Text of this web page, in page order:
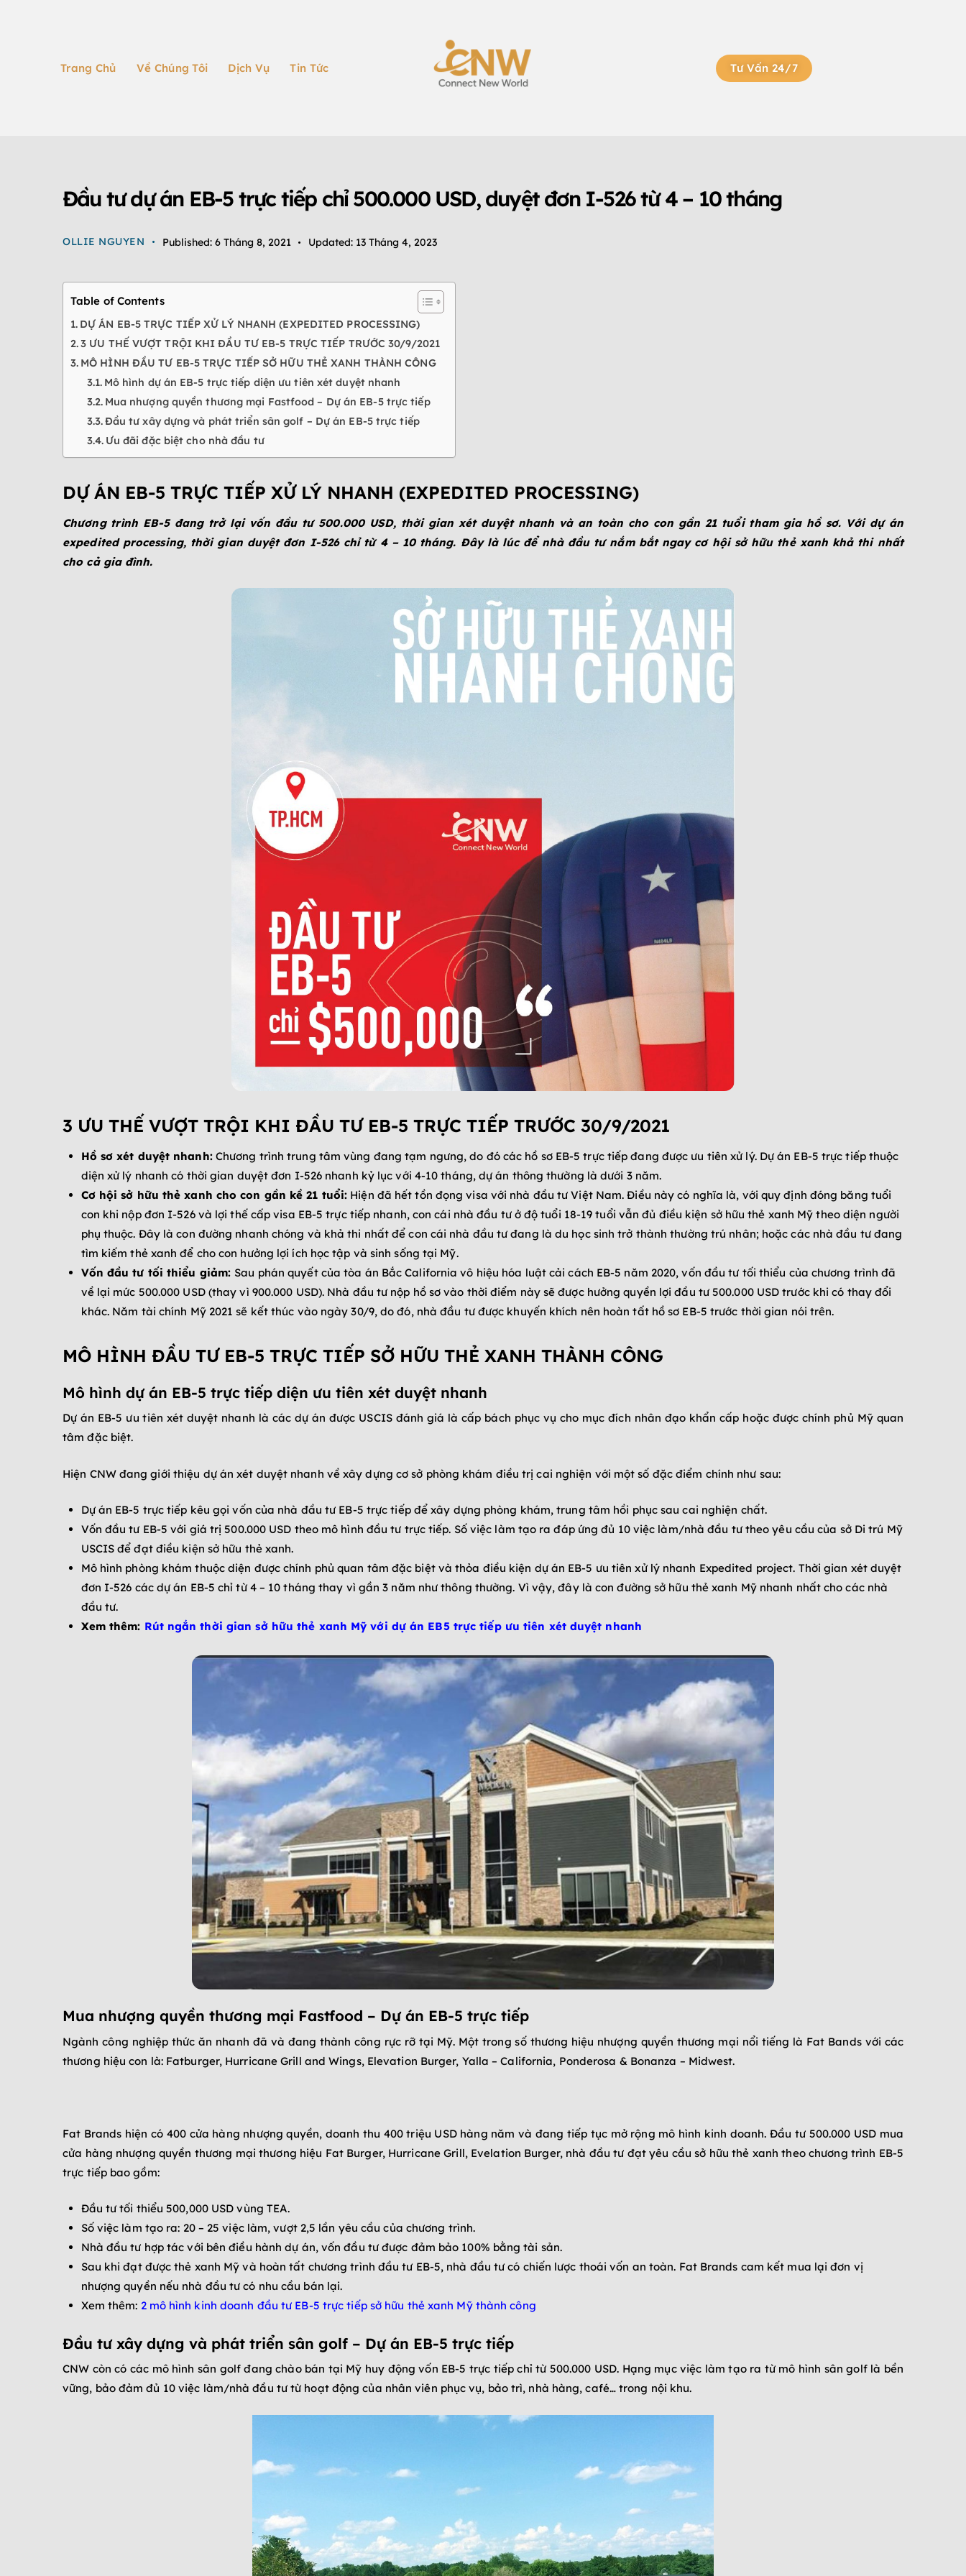
Trang Chủ Về Chúng Tôi Dịch Vụ Tin Tức Tư Vấn 24/7
Đầu tư dự án EB-5 trực tiếp chỉ 500.000 USD, duyệt đơn I-526 từ 4 – 10 tháng
OLLIE NGUYEN Published: 6 Tháng 8, 2021 Updated: 13 Tháng 4, 2023
Table of Contents
DỰ ÁN EB-5 TRỰC TIẾP XỬ LÝ NHANH (EXPEDITED PROCESSING)
3 ƯU THẾ VƯỢT TRỘI KHI ĐẦU TƯ EB-5 TRỰC TIẾP TRƯỚC 30/9/2021
MÔ HÌNH ĐẦU TƯ EB-5 TRỰC TIẾP SỞ HỮU THẺ XANH THÀNH CÔNG
Mô hình dự án EB-5 trực tiếp diện ưu tiên xét duyệt nhanh
Mua nhượng quyền thương mại Fastfood – Dự án EB-5 trực tiếp
Đầu tư xây dựng và phát triển sân golf – Dự án EB-5 trực tiếp
Ưu đãi đặc biệt cho nhà đầu tư
DỰ ÁN EB-5 TRỰC TIẾP XỬ LÝ NHANH (EXPEDITED PROCESSING)
Chương trình EB-5 đang trở lại vốn đầu tư 500.000 USD, thời gian xét duyệt nhanh và an toàn cho con gần 21 tuổi tham gia hồ sơ. Với dự án
expedited processing, thời gian duyệt đơn I-526 chỉ từ 4 – 10 tháng. Đây là lúc để nhà đầu tư nắm bắt ngay cơ hội sở hữu thẻ xanh khả thi nhất
cho cả gia đình.
3 ƯU THẾ VƯỢT TRỘI KHI ĐẦU TƯ EB-5 TRỰC TIẾP TRƯỚC 30/9/2021
Hồ sơ xét duyệt nhanh:Chương trình trung tâm vùng đang tạm ngưng, do đó các hồ sơ EB-5 trực tiếp đang được ưu tiên xử lý. Dự án EB-5 trực tiếp thuộc
diện xử lý nhanh có thời gian duyệt đơn I-526 nhanh kỷ lục với 4-10 tháng, dự án thông thường là dưới 3 năm.
Cơ hội sở hữu thẻ xanh cho con gần kề 21 tuổi: Hiện đã hết tồn đọng visa với nhà đầu tư Việt Nam. Điều này có nghĩa là, với quy định đóng băng tuổi
con khi nộp đơn I-526 và lợi thế cấp visa EB-5 trực tiếp nhanh, con cái nhà đầu tư ở độ tuổi 18-19 tuổi vẫn đủ điều kiện sở hữu thẻ xanh Mỹ theo diện người
phụ thuộc. Đây là con đường nhanh chóng và khả thi nhất để con cái nhà đầu tư đang là du học sinh trở thành thường trú nhân; hoặc các nhà đầu tư đang
tìm kiếm thẻ xanh để cho con hưởng lợi ích học tập và sinh sống tại Mỹ.
Vốn đầu tư tối thiểu giảm: Sau phán quyết của tòa án Bắc California vô hiệu hóa luật cải cách EB-5 năm 2020, vốn đầu tư tối thiểu của chương trình đã
về lại mức 500.000 USD (thay vì 900.000 USD). Nhà đầu tư nộp hồ sơ vào thời điểm này sẽ được hưởng quyền lợi đầu tư 500.000 USD trước khi có thay đổi
khác. Năm tài chính Mỹ 2021 sẽ kết thúc vào ngày 30/9, do đó, nhà đầu tư được khuyến khích nên hoàn tất hồ sơ EB-5 trước thời gian nói trên.
MÔ HÌNH ĐẦU TƯ EB-5 TRỰC TIẾP SỞ HỮU THẺ XANH THÀNH CÔNG
Mô hình dự án EB-5 trực tiếp diện ưu tiên xét duyệt nhanh
Dự án EB-5 ưu tiên xét duyệt nhanh là các dự án được USCIS đánh giá là cấp bách phục vụ cho mục đích nhân đạo khẩn cấp hoặc được chính phủ Mỹ quan
tâm đặc biệt.
Hiện CNW đang giới thiệu dự án xét duyệt nhanh về xây dựng cơ sở phòng khám điều trị cai nghiện với một số đặc điểm chính như sau:
Dự án EB-5 trực tiếp kêu gọi vốn của nhà đầu tư EB-5 trực tiếp để xây dựng phòng khám, trung tâm hồi phục sau cai nghiện chất.
Vốn đầu tư EB-5 với giá trị 500.000 USD theo mô hình đầu tư trực tiếp. Số việc làm tạo ra đáp ứng đủ 10 việc làm/nhà đầu tư theo yêu cầu của sở Di trú Mỹ
USCIS để đạt điều kiện sở hữu thẻ xanh.
Mô hình phòng khám thuộc diện được chính phủ quan tâm đặc biệt và thỏa điều kiện dự án EB-5 ưu tiên xử lý nhanh Expedited project. Thời gian xét duyệt
đơn I-526 các dự án EB-5 chỉ từ 4 – 10 tháng thay vì gần 3 năm như thông thường. Vì vậy, đây là con đường sở hữu thẻ xanh Mỹ nhanh nhất cho các nhà
đầu tư.
Xem thêm: Rút ngắn thời gian sở hữu thẻ xanh Mỹ với dự án EB5 trực tiếp ưu tiên xét duyệt nhanh
Mua nhượng quyền thương mại Fastfood – Dự án EB-5 trực tiếp
Ngành công nghiệp thức ăn nhanh đã và đang thành công rực rỡ tại Mỹ. Một trong số thương hiệu nhượng quyền thương mại nổi tiếng là Fat Bands với các
thương hiệu con là: Fatburger, Hurricane Grill and Wings, Elevation Burger, Yalla – California, Ponderosa & Bonanza – Midwest.
Fat Brands hiện có 400 cửa hàng nhượng quyền, doanh thu 400 triệu USD hàng năm và đang tiếp tục mở rộng mô hình kinh doanh. Đầu tư 500.000 USD mua
cửa hàng nhượng quyền thương mại thương hiệu Fat Burger, Hurricane Grill, Evelation Burger, nhà đầu tư đạt yêu cầu sở hữu thẻ xanh theo chương trình EB-5
trực tiếp bao gồm:
Đầu tư tối thiểu 500,000 USD vùng TEA.
Số việc làm tạo ra: 20 – 25 việc làm, vượt 2,5 lần yêu cầu của chương trình.
Nhà đầu tư hợp tác với bên điều hành dự án, vốn đầu tư được đảm bảo 100% bằng tài sản.
Sau khi đạt được thẻ xanh Mỹ và hoàn tất chương trình đầu tư EB-5, nhà đầu tư có chiến lược thoái vốn an toàn. Fat Brands cam kết mua lại đơn vị
nhượng quyền nếu nhà đầu tư có nhu cầu bán lại.
Xem thêm: 2 mô hình kinh doanh đầu tư EB-5 trực tiếp sở hữu thẻ xanh Mỹ thành công
Đầu tư xây dựng và phát triển sân golf – Dự án EB-5 trực tiếp
CNW còn có các mô hình sân golf đang chào bán tại Mỹ huy động vốn EB-5 trực tiếp chỉ từ 500.000 USD. Hạng mục việc làm tạo ra từ mô hình sân golf là bền
vững, bảo đảm đủ 10 việc làm/nhà đầu tư từ hoạt động của nhân viên phục vụ, bảo trì, nhà hàng, café… trong nội khu.